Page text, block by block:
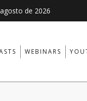
de 2026
WEBINARS